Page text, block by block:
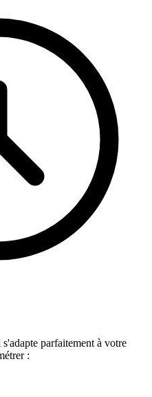
parfaitement à votre
: